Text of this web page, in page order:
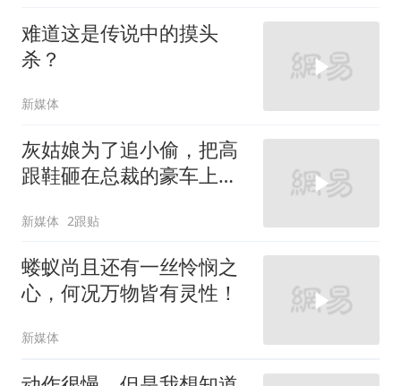
难道这是传说中的摸头
杀？
新媒体
灰姑娘为了追小偷，把高
跟鞋砸在总裁的豪车上，
新媒体 2跟贴
蝼蚁尚且还有一丝怜悯之
心，何况万物皆有灵性！
新媒体